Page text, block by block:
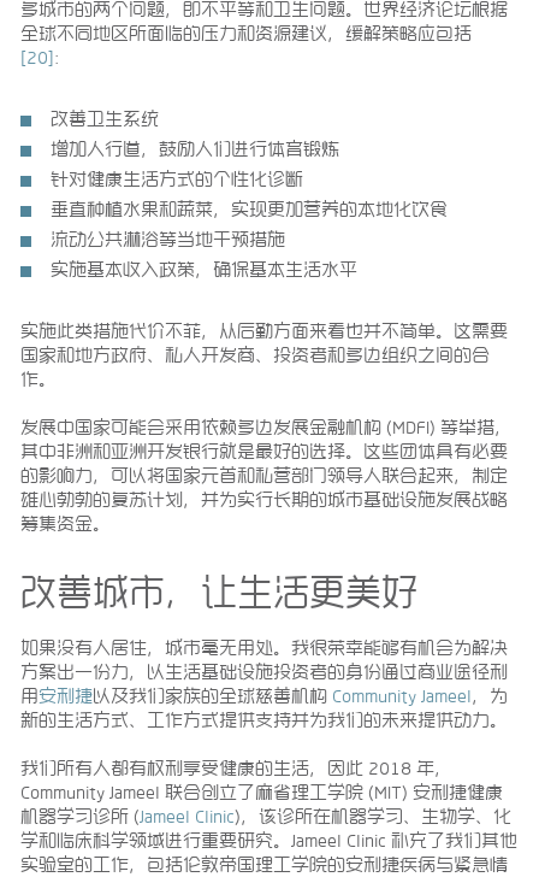
多城市的两个问题，即不平等和卫生问题。世界经济论坛根据
全球不同地区所面临的压力和资源建议，缓解策略应包括
[20] ：
改善卫生系统
增加人行道，鼓励人们进行体育锻炼
针对健康生活方式的个性化诊断
垂直种植水果和蔬菜，实现更加营养的本地化饮食
流动公共淋浴等当地干预措施
实施基本收入政策，确保基本生活水平
实施此类措施代价不菲，从后勤方面来看也并不简单。这需要
国家和地方政府、私人开发商、投资者和多边组织之间的合
作。
发展中国家可能会采用依赖多边发展金融机构 (MDFI) 等举措，
其中非洲和亚洲开发银行就是最好的选择。这些团体具有必要
的影响力，可以将国家元首和私营部门领导人联合起来，制定
雄心勃勃的复苏计划，并为实行长期的城市基础设施发展战略
筹集资金。
改善城市，让生活更美好
如果没有人居住，城市毫无用处。我很荣幸能够有机会为解决
方案出一份力，以生活基础设施投资者的身份通过商业途径利
用 安利捷 以及我们家族的全球慈善机构 Community Jameel ，为
新的生活方式、工作方式提供支持并为我们的未来提供动力。
我们所有人都有权利享受健康的生活，因此 2018 年，
Community Jameel 联合创立了麻省理工学院 (MIT) 安利捷健康
机器学习诊所 ( Jameel Clinic)，该诊所在机器学习、生物学、化
学和临床科学领域进行重要研究。Jameel Clinic 补充了我们其他
实验室的工作，包括伦敦帝国理工学院的安利捷疾病与紧急情